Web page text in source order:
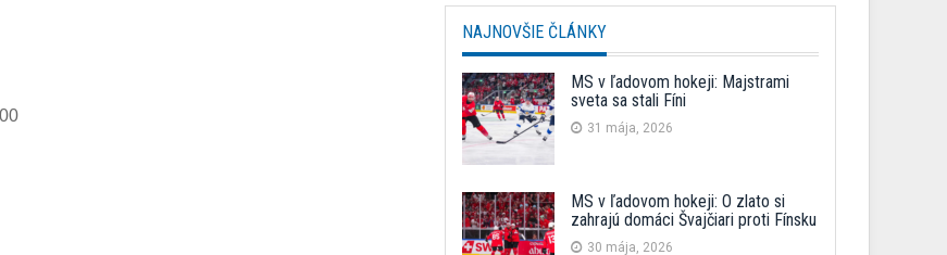
NAJNOVŠIE ČLÁNKY
MS v ľadovom hokeji: Majstrami
sveta sa stali Fíni
31 mája, 2026
MS v ľadovom hokeji: O zlato si
zahrajú domáci Švajčiari proti Fínsku
30 mája, 2026